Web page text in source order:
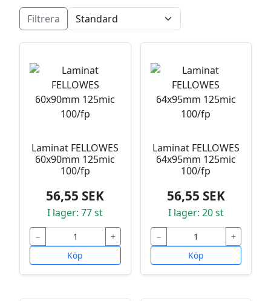
Filtrera
Laminat FELLOWES
60x90mm 125mic
100/fp
56,55 SEK
I lager: 77 st
−
+
Köp
Laminat FELLOWES
64x95mm 125mic
100/fp
56,55 SEK
I lager: 20 st
−
+
Köp